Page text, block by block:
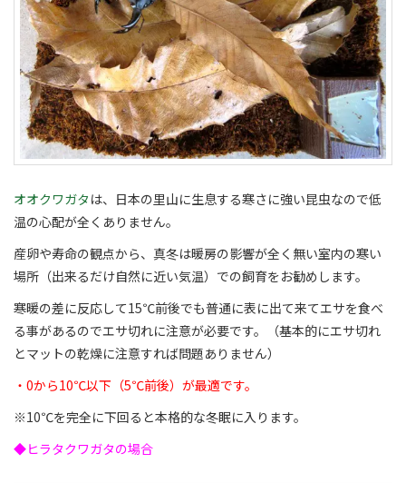
オオクワガタ は、日本の里山に生息する寒さに強い昆虫なので低
温の心配が全くありません。
産卵や寿命の観点から、真冬は暖房の影響が全く無い室内の寒い
場所（出来るだけ自然に近い気温）での飼育をお勧めします。
寒暖の差に反応して15℃前後でも普通に表に出て来てエサを食べ
る事があるのでエサ切れに注意が必要です。（基本的にエサ切れ
とマットの乾燥に注意すれば問題ありません）
・0から10℃以下（5℃前後）が最適です。
※10℃を完全に下回ると本格的な冬眠に入ります。
◆ヒラタクワガタの場合